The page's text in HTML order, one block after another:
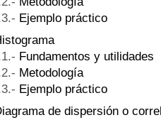
Ejemplo práctico
Fundamentos y utilidades
Metodología
Ejemplo práctico
de dispersión o